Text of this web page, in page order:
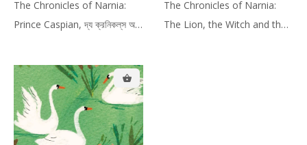
The Chronicles of Narnia:
Prince Caspian, দ্য ক্রনিকল্‌‌স অফ
The Chronicles of Narnia:
The Lion, the Witch and the